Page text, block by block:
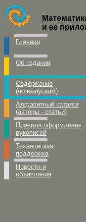
и ее
Главная
Об издании
Содержание
(по выпускам)
Алфавитный каталог
(авторы - статьи)
Правила оформления
рукописей
Техническая
поддержка
Новости и
объявления